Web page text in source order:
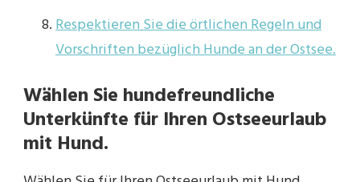
Respektieren Sie die örtlichen Regeln und
Vorschriften bezüglich Hunde an der Ostsee.
Wählen Sie hundefreundliche
Unterkünfte für Ihren Ostseeurlaub
mit Hund.